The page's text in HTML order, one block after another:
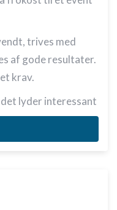
trives med
af gode resultater.
krav.
lyder interessant